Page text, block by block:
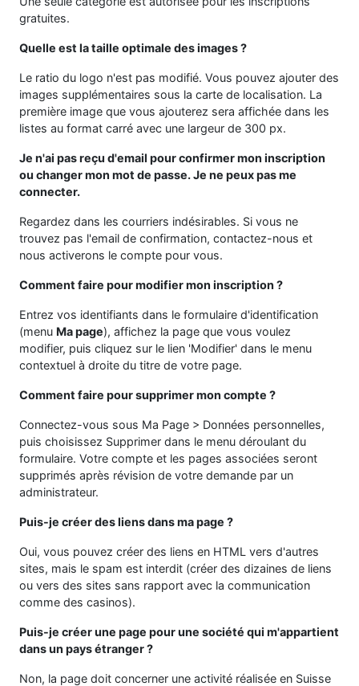
gratuites.
Quelle est la taille optimale des images ?
Le ratio du logo n'est pas modifié. Vous pouvez ajouter des
images supplémentaires sous la carte de localisation. La
première image que vous ajouterez sera affichée dans les
listes au format carré avec une largeur de 300 px.
Je n'ai pas reçu d'email pour confirmer mon inscription
ou changer mon mot de passe. Je ne peux pas me
connecter.
Regardez dans les courriers indésirables. Si vous ne
trouvez pas l'email de confirmation, contactez-nous et
nous activerons le compte pour vous.
Comment faire pour modifier mon inscription ?
Entrez vos identifiants dans le formulaire d'identification
(menu Ma page), affichez la page que vous voulez
modifier, puis cliquez sur le lien 'Modifier' dans le menu
contextuel à droite du titre de votre page.
Comment faire pour supprimer mon compte ?
Connectez-vous sous Ma Page > Données personnelles,
puis choisissez Supprimer dans le menu déroulant du
formulaire. Votre compte et les pages associées seront
supprimés après révision de votre demande par un
administrateur.
Puis-je créer des liens dans ma page ?
Oui, vous pouvez créer des liens en HTML vers d'autres
sites, mais le spam est interdit (créer des dizaines de liens
ou vers des sites sans rapport avec la communication
comme des casinos).
Puis-je créer une page pour une société qui m'appartient
dans un pays étranger ?
Non, la page doit concerner une activité réalisée en Suisse